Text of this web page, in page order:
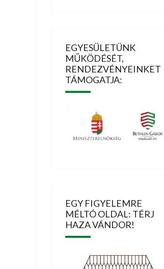
EGYESÜLETÜNK
MŰKÖDÉSÉT,
RENDEZVÉNYEINKET
TÁMOGATJA:
EGY FIGYELEMRE
MÉLTÓ OLDAL: TÉRJ
HAZA VÁNDOR!